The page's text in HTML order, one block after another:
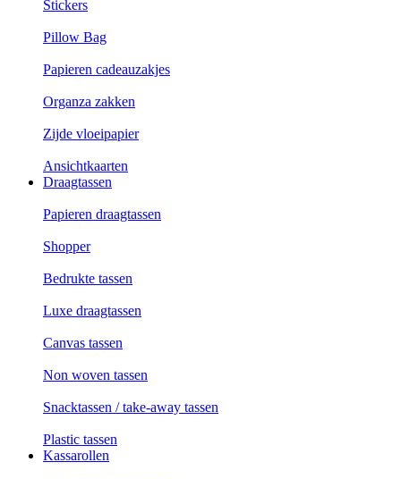
Stickers
Pillow Bag
Papieren cadeauzakjes
Organza zakken
Zijde vloeipapier
Ansichtkaarten
Draagtassen
Papieren draagtassen
Shopper
Bedrukte tassen
Luxe draagtassen
Canvas tassen
Non woven tassen
Snacktassen / take-away tassen
Plastic tassen
Kassarollen